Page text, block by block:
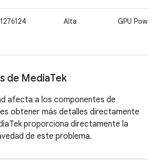
Alta GPU
de MediaTek
afecta a los componentes de
obtener más detalles directamente
proporciona directamente la
de este problema.